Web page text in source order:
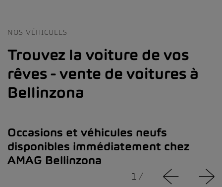
NOS VÉHICULES
Trouvez la voiture de vos
rêves - vente de voitures à
Bellinzona
Occasions et véhicules neufs
disponibles immédiatement chez
AMAG Bellinzona
1 /